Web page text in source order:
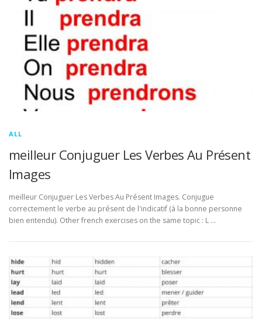
ALL
meilleur Conjuguer Les Verbes Au Présent
Images
meilleur Conjuguer Les Verbes Au Présent Images. Conjugue
correctement le verbe au présent de l'indicatif (à la bonne personne
bien entendu). Other french exercises on the same topic : L …